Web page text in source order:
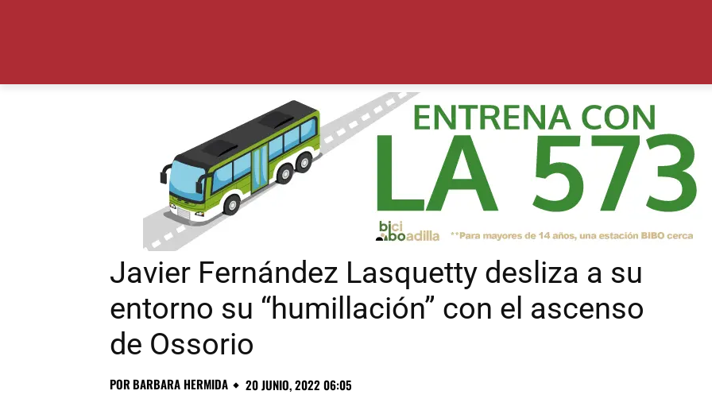
Javier Fernández Lasquetty desliza a su
entorno su “humillación” con el ascenso
de Ossorio
PORBARBARA HERMIDA 20 JUNIO, 2022 06:05